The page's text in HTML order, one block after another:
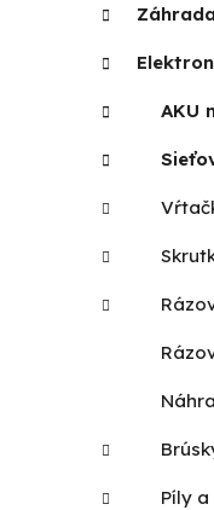
a
n
e
kategórie
a
t
g
r
e
AKU
Píly